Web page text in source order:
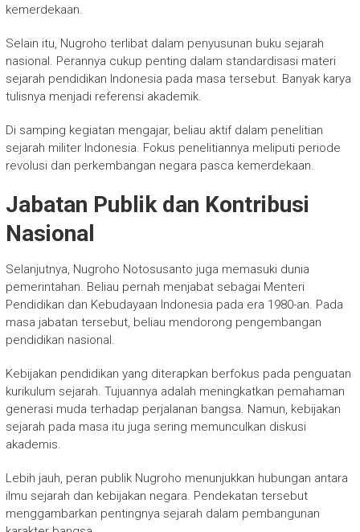
kemerdekaan.
Selain itu, Nugroho terlibat dalam penyusunan buku sejarah
nasional. Perannya cukup penting dalam standardisasi materi
sejarah pendidikan Indonesia pada masa tersebut. Banyak karya
tulisnya menjadi referensi akademik.
Di samping kegiatan mengajar, beliau aktif dalam penelitian
sejarah militer Indonesia. Fokus penelitiannya meliputi periode
revolusi dan perkembangan negara pasca kemerdekaan.
Jabatan Publik dan Kontribusi
Nasional
Selanjutnya, Nugroho Notosusanto juga memasuki dunia
pemerintahan. Beliau pernah menjabat sebagai Menteri
Pendidikan dan Kebudayaan Indonesia pada era 1980-an. Pada
masa jabatan tersebut, beliau mendorong pengembangan
pendidikan nasional.
Kebijakan pendidikan yang diterapkan berfokus pada penguatan
kurikulum sejarah. Tujuannya adalah meningkatkan pemahaman
generasi muda terhadap perjalanan bangsa. Namun, kebijakan
sejarah pada masa itu juga sering memunculkan diskusi
akademis.
Lebih jauh, peran publik Nugroho menunjukkan hubungan antara
ilmu sejarah dan kebijakan negara. Pendekatan tersebut
menggambarkan pentingnya sejarah dalam pembangunan